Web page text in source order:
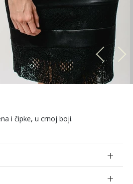
i čipke, u crnoj boji.